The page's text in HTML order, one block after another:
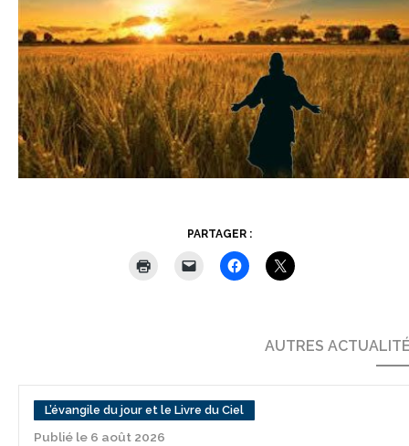
PARTAGER :
AUTRES
L’évangile du jour et le Livre du Ciel
Publié le 6 août 2026